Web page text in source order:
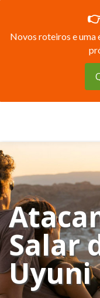
Novos roteiros e uma
Salar
Uyuni